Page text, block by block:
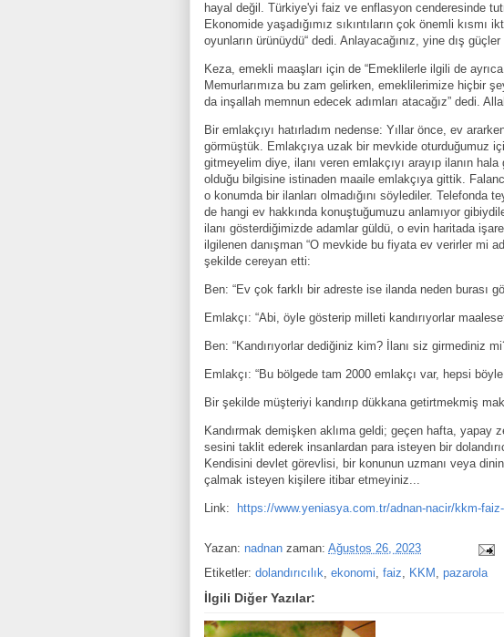
hayal değil. Türkiye'yi faiz ve enflasyon cenderesinde
Ekonomide yaşadığımız sıkıntıların çok önemli
oyunların ürünüydü“ dedi. Anlayacağınız, yine dış
Keza, emekli maaşları için de “Emeklilerle ilgili de ayrıca
Memurlarımıza bu zam gelirken, emeklilerimize hiçbir
da inşallah memnun edecek adımları atacağız” dedi.
Bir emlakçıyı hatırladım nedense: Yıllar önce, ev
görmüştük. Emlakçıya uzak bir mevkide oturduğumuz
gitmeyelim diye, ilanı veren emlakçıyı arayıp ilanın
olduğu bilgisine istinaden maaile emlakçıya gittik.
o konumda bir ilanları olmadığını söylediler. Telefonda
de hangi ev hakkında konuştuğumuzu anlamıyor
ilanı gösterdiğimizde adamlar güldü, o evin haritada
ilgilenen danışman “O mevkide bu fiyata ev verirler mi
şekilde cereyan etti:
Ben: “Ev çok farklı bir adreste ise ilanda neden burası
Emlakçı: “Abi, öyle gösterip milleti kandırıyorlar
Ben: “Kandırıyorlar dediğiniz kim? İlanı siz girmediniz
Emlakçı: “Bu bölgede tam 2000 emlakçı var, hepsi böyle
Bir şekilde müşteriyi kandırıp dükkana getirtmekmiş
Kandırmak demişken aklıma geldi; geçen hafta, yapay
sesini taklit ederek insanlardan para isteyen bir
Kendisini devlet görevlisi, bir konunun uzmanı veya
çalmak isteyen kişilere itibar etmeyiniz...
Link: https://www.yeniasya.com.tr/adnan-nacir/kkm-
Yazan: nadnan zaman: Ağustos 26, 2023
Etiketler: dolandırıcılık, ekonomi, faiz, KKM , pazarola
İlgili Diğer Yazılar: